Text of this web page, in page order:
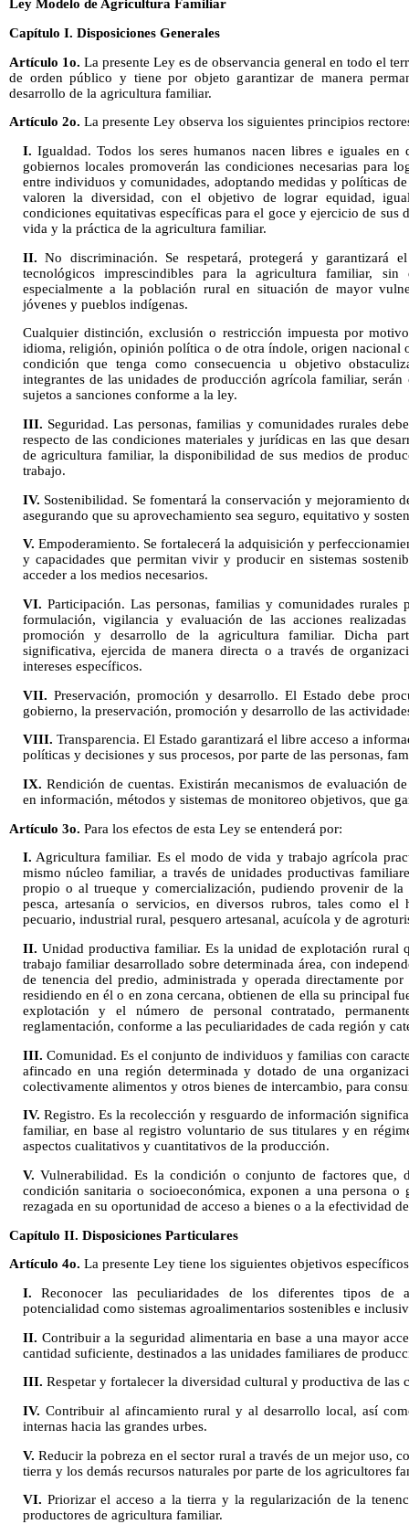
Ley Modelo de Agricultura Familiar
Capítulo I. Disposiciones Generales
Artículo 1o. La presente Ley es de observancia general en todo el
de orden público y tiene por objeto garantizar de manera
desarrollo de la agricultura familiar.
Artículo 2o. La presente Ley observa los siguientes principios
I. Igualdad. Todos los seres humanos nacen libres e iguales
gobiernos locales promoverán las condiciones necesarias para
entre individuos y comunidades, adoptando medidas y políticas
valoren la diversidad, con el objetivo de lograr equidad,
condiciones equitativas específicas para el goce y ejercicio de sus
vida y la práctica de la agricultura familiar.
II. No discriminación. Se respetará, protegerá y garantizará
tecnológicos imprescindibles para la agricultura familiar, sin
especialmente a la población rural en situación de mayor
jóvenes y pueblos indígenas.
Cualquier distinción, exclusión o restricción impuesta por
idioma, religión, opinión política o de otra índole, origen nacional
condición que tenga como consecuencia u objetivo
integrantes de las unidades de producción agrícola familiar, serán
sujetos a sanciones conforme a la ley.
III. Seguridad. Las personas, familias y comunidades rurales
respecto de las condiciones materiales y jurídicas en las que
de agricultura familiar, la disponibilidad de sus medios de
trabajo.
IV. Sostenibilidad. Se fomentará la conservación y mejoramiento
asegurando que su aprovechamiento sea seguro, equitativo y
V. Empoderamiento. Se fortalecerá la adquisición y
y capacidades que permitan vivir y producir en sistemas
acceder a los medios necesarios.
VI. Participación. Las personas, familias y comunidades
formulación, vigilancia y evaluación de las acciones
promoción y desarrollo de la agricultura familiar. Dicha
significativa, ejercida de manera directa o a través de
intereses específicos.
VII. Preservación, promoción y desarrollo. El Estado debe
gobierno, la preservación, promoción y desarrollo de las
VIII. Transparencia. El Estado garantizará el libre acceso a
políticas y decisiones y sus procesos, por parte de las personas,
IX. Rendición de cuentas. Existirán mecanismos de evaluación
en información, métodos y sistemas de monitoreo objetivos, que
Artículo 3o. Para los efectos de esta Ley se entenderá por:
I. Agricultura familiar. Es el modo de vida y trabajo agrícola
mismo núcleo familiar, a través de unidades productivas
propio o al trueque y comercialización, pudiendo provenir de
pesca, artesanía o servicios, en diversos rubros, tales como
pecuario, industrial rural, pesquero artesanal, acuícola y de
II. Unidad productiva familiar. Es la unidad de explotación rural
trabajo familiar desarrollado sobre determinada área, con
de tenencia del predio, administrada y operada directamente
residiendo en él o en zona cercana, obtienen de ella su principal
explotación y el número de personal contratado,
reglamentación, conforme a las peculiaridades de cada región y
III. Comunidad. Es el conjunto de individuos y familias con
afincado en una región determinada y dotado de una
colectivamente alimentos y otros bienes de intercambio, para
IV. Registro. Es la recolección y resguardo de información
familiar, en base al registro voluntario de sus titulares y en
aspectos cualitativos y cuantitativos de la producción.
V. Vulnerabilidad. Es la condición o conjunto de factores que,
condición sanitaria o socioeconómica, exponen a una persona o
rezagada en su oportunidad de acceso a bienes o a la efectividad
Capítulo II. Disposiciones Particulares
Artículo 4o. La presente Ley tiene los siguientes objetivos
I. Reconocer las peculiaridades de los diferentes tipos de
potencialidad como sistemas agroalimentarios sostenibles e
II. Contribuir a la seguridad alimentaria en base a una mayor
cantidad suficiente, destinados a las unidades familiares de
III. Respetar y fortalecer la diversidad cultural y productiva de las
IV. Contribuir al afincamiento rural y al desarrollo local, así
internas hacia las grandes urbes.
V. Reducir la pobreza en el sector rural a través de un mejor uso,
tierra y los demás recursos naturales por parte de los agricultores
VI. Priorizar el acceso a la tierra y la regularización de la
productores de agricultura familiar.